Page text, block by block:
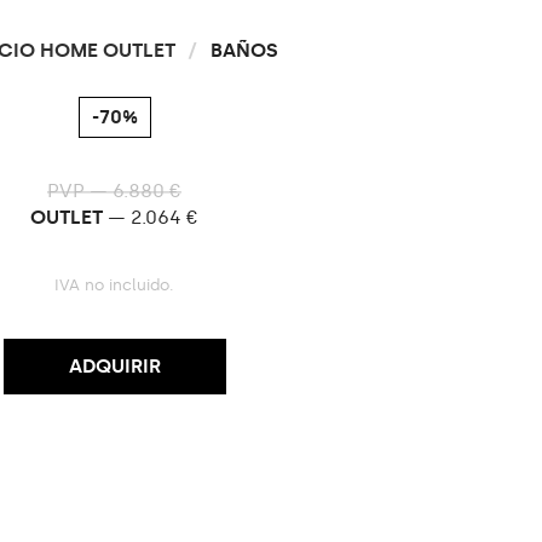
HOME OUTLET / BAÑOS
-70%
PVP — 6.880 €
OUTLET — 2.064 €
IVA no incluido.
ADQUIRIR